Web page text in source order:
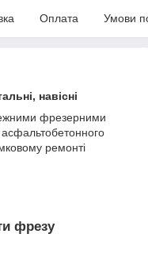
Оплата Умови
навісні
фрезерними
ремонті
фрезу